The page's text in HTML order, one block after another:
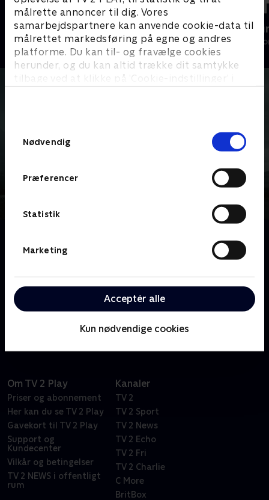
målrette annoncer til dig. Vores
samarbejdspartnere kan anvende cookie-data til
målrettet markedsføring på egne og andres
platforme. Du kan til- og fravælge cookies
herunder, og du kan altid trække dit samtykke
tilbage ved at klikke på ’Cookie-indstillinger’ i
Nødvendig
Præferencer
Statistik
Marketing
Acceptér alle
Kun nødvendige cookies
The Rainmaker
Drama • 1 sæsoner
Happy
Drama • 1
'The Stand' er Stephen Kings dommedagsvision om
kampen mellem godt og ondt. Menneskehedens
skæbne hviler på skuldrene af den 108-årige Moder
Abigail og en håndfuld overlevende.
Om TV 2 Play
Priser og abonnement
Her kan du se TV 2 Play
Gavekort til TV 2 Play
Support og
Kundecenter
Vilkår og betingelser
TV 2 NEWS i offentligt
rum
Kanaler
TV 2
TV 2 Sport
TV 2 News
TV 2 Echo
TV 2 Fri
TV 2 Charlie
C More
BritBox